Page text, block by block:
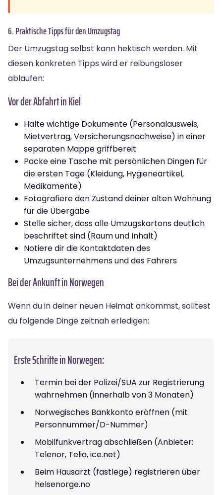
6. Praktische Tipps für den Umzugstag
Der Umzugstag selbst kann hektisch werden. Mit
diesen konkreten Tipps wird er reibungsloser
ablaufen:
Vor der Abfahrt in Kiel
Halte wichtige Dokumente (Personalausweis,
Mietvertrag, Versicherungsnachweise) in einer
separaten Mappe griffbereit
Packe eine Tasche mit persönlichen Dingen für
die ersten Tage (Kleidung, Hygieneartikel,
Medikamente)
Fotografiere den Zustand deiner alten Wohnung
für die Übergabe
Stelle sicher, dass alle Umzugskartons deutlich
beschriftet sind (Raum und Inhalt)
Notiere dir die Kontaktdaten des
Umzugsunternehmens und des Fahrers
Bei der Ankunft in Norwegen
Wenn du in deiner neuen Heimat ankommst, solltest
du folgende Dinge zeitnah erledigen:
Erste Schritte in Norwegen:
Termin bei der Polizei/SUA zur Registrierung
wahrnehmen (innerhalb von 3 Monaten)
Norwegisches Bankkonto eröffnen (mit
Personnummer/D-Nummer)
Mobilfunkvertrag abschließen (Anbieter:
Telenor, Telia, ice.net)
Beim Hausarzt (fastlege) registrieren über
helsenorge.no